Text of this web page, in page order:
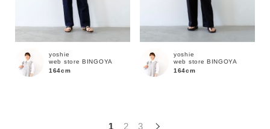
この条件で絞り込む
yoshie
web store BINGOYA
164cm
yoshie
web store BINGOYA
164cm
1 2 3